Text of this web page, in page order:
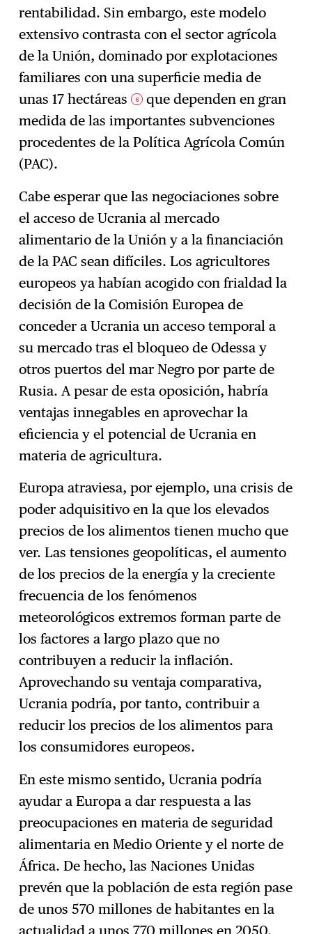
rentabilidad. Sin embargo, este modelo
extensivo contrasta con el sector agrícola
de la Unión, dominado por explotaciones
familiares con una superficie media de
unas 17 hectáreas 6
que dependen en gran
medida de las importantes subvenciones
procedentes de la Política Agrícola Común
(PAC).
Cabe esperar que las negociaciones sobre
el acceso de Ucrania al mercado
alimentario de la Unión y a la financiación
de la PAC sean difíciles. Los agricultores
europeos ya habían acogido con frialdad la
decisión de la Comisión Europea de
conceder a Ucrania un acceso temporal a
su mercado tras el bloqueo de Odessa y
otros puertos del mar Negro por parte de
Rusia. A pesar de esta oposición, habría
ventajas innegables en aprovechar la
eficiencia y el potencial de Ucrania en
materia de agricultura.
Europa atraviesa, por ejemplo, una crisis de
poder adquisitivo en la que los elevados
precios de los alimentos tienen mucho que
ver. Las tensiones geopolíticas, el aumento
de los precios de la energía y la creciente
frecuencia de los fenómenos
meteorológicos extremos forman parte de
los factores a largo plazo que no
contribuyen a reducir la inflación.
Aprovechando su ventaja comparativa,
Ucrania podría, por tanto, contribuir a
reducir los precios de los alimentos para
los consumidores europeos.
En este mismo sentido, Ucrania podría
ayudar a Europa a dar respuesta a las
preocupaciones en materia de seguridad
alimentaria en Medio Oriente y el norte de
África. De hecho, las Naciones Unidas
prevén que la población de esta región pase
de unos 570 millones de habitantes en la
actualidad a unos 770 millones en 2050.